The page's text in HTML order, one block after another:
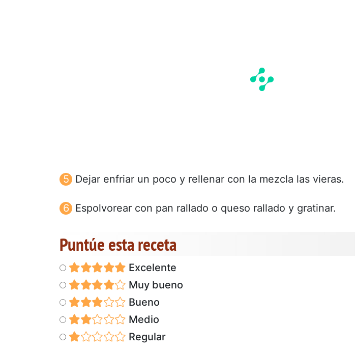
Dejar enfriar un poco y rellenar con la mezcla las vieras.
Espolvorear con pan rallado o queso rallado y gratinar.
Puntúe esta receta
Excelente
Muy bueno
Bueno
Medio
Regular